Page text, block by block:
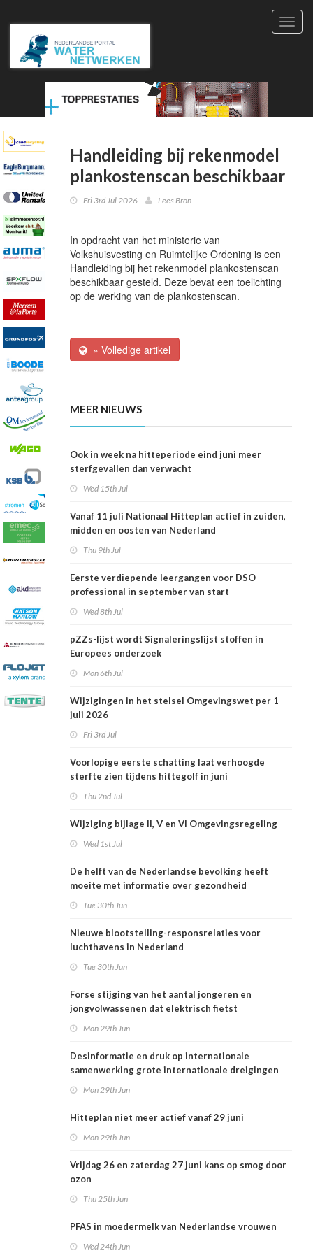
Handleiding bij rekenmodel
plankostenscan beschikbaar
Fri 3rd Jul 2026 Lees Bron
In opdracht van het ministerie van
Volkshuisvesting en Ruimtelijke Ordening is een
Handleiding bij het rekenmodel plankostenscan
beschikbaar gesteld. Deze bevat een toelichting
op de werking van de plankostenscan.
» Volledige artikel
MEER NIEUWS
Ook in week na hitteperiode eind juni meer
sterfgevallen dan verwacht
Wed 15th Jul
Vanaf 11 juli Nationaal Hitteplan actief in zuiden,
midden en oosten van Nederland
Thu 9th Jul
Eerste verdiepende leergangen voor DSO
professional in september van start
Wed 8th Jul
pZZs-lijst wordt Signaleringslijst stoffen in
Europees onderzoek
Mon 6th Jul
Wijzigingen in het stelsel Omgevingswet per 1
juli 2026
Fri 3rd Jul
Voorlopige eerste schatting laat verhoogde
sterfte zien tijdens hittegolf in juni
Thu 2nd Jul
Wijziging bijlage II, V en VI Omgevingsregeling
Wed 1st Jul
De helft van de Nederlandse bevolking heeft
moeite met informatie over gezondheid
Tue 30th Jun
Nieuwe blootstelling-responsrelaties voor
luchthavens in Nederland
Tue 30th Jun
Forse stijging van het aantal jongeren en
jongvolwassenen dat elektrisch fietst
Mon 29th Jun
Desinformatie en druk op internationale
samenwerking grote internationale dreigingen
Mon 29th Jun
Hitteplan niet meer actief vanaf 29 juni
Mon 29th Jun
Vrijdag 26 en zaterdag 27 juni kans op smog door
ozon
Thu 25th Jun
PFAS in moedermelk van Nederlandse vrouwen
Wed 24th Jun